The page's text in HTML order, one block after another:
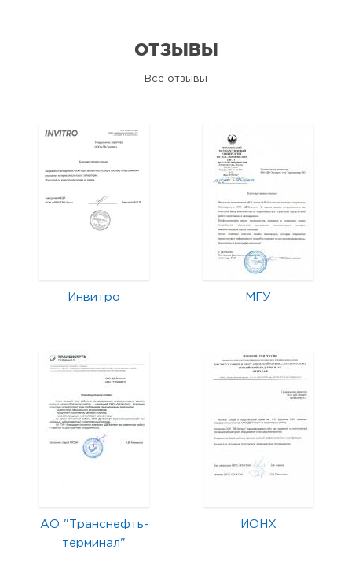
ОТЗЫВЫ
Все отзывы
Инвитро МГУ
АО "Транснефть-
терминал"
ИОНХ